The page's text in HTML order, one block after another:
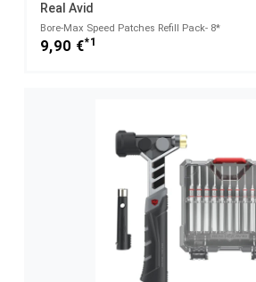
Real Avid
Bore-Max Speed Patches Refill Pack- 8*
9,90 €*1